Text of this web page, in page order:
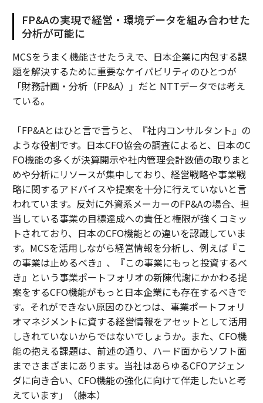
FP&Aの実現で経営・環境データを組み合わせた
分析が可能に
MCSをうまく機能させたうえで、日本企業に内包する課
題を解決するために重要なケイパビリティのひとつが
「財務計画・分析（FP&A）」だと NTTデータでは考え
ている。
「FP&Aとはひと言で言うと、『社内コンサルタント』の
ような役割です。日本CFO協会の調査によると、日本のC
FO機能の多くが決算開示や社内管理会計数値の取りまと
めや分析にリソースが集中しており、経営戦略や事業戦
略に関するアドバイスや提案を十分に行えていないと言
われています。反対に外資系メーカーのFP&Aの場合、担
当している事業の目標達成への責任と権限が強くコミッ
トされており、日本のCFO機能との違いを認識していま
す。MCSを活用しながら経営情報を分析し、例えば『こ
の事業は止めるべき』、『この事業にもっと投資するべ
き』という事業ポートフォリオの新陳代謝にかかわる提
案をするCFO機能がもっと日本企業にも存在するべきで
す。それができない原因のひとつは、事業ポートフォリ
オマネジメントに資する経営情報をアセットとして活用
しきれていないからではないでしょうか。また、CFO機
能の抱える課題は、前述の通り、ハード面からソフト面
までさまざまにあります。当社はあらゆるCFOアジェン
ダに向き合い、CFO機能の強化に向けて伴走したいと考
えています」（藤本）